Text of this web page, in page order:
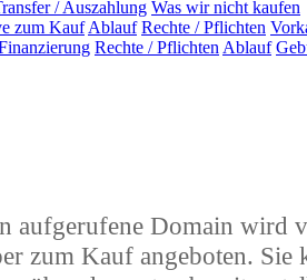
/ Auszahlung Was wir nicht kaufen
zum Kauf Ablauf Rechte / Pflichten
Rechte / Pflichten Ablauf
aufgerufene Domain wird
zum Kauf angeboten. Sie